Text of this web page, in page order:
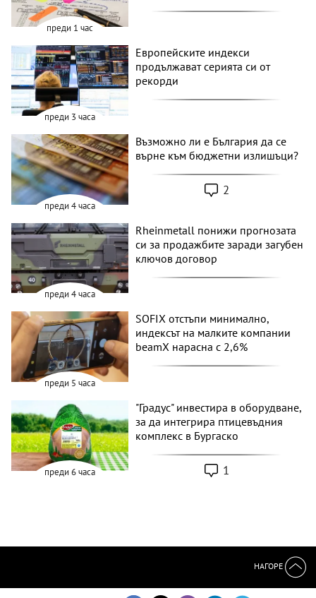
преди 1 час
преди 3 часа
Европейските индекси
продължават серията си от
рекорди
преди 4 часа
Възможно ли е България да се
върне към бюджетни излишъци?
2
преди 4 часа
Rheinmetall понижи прогнозата
си за продажбите заради загубен
ключов договор
преди 5 часа
SOFIX отстъпи минимално,
индексът на малките компании
beamX нарасна с 2,6%
преди 6 часа
"Градус" инвестира в оборудване,
за да интегрира птицевъдния
комплекс в Бургаско
1
НАГОРЕ